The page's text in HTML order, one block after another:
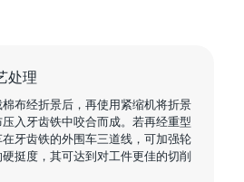
处理
布经折景后，再使用紧缩机将折景
入牙齿铁中咬合而成。若再经重型
牙齿铁的外围车三道线，可加强轮
挺度，其可达到对工件更佳的切削